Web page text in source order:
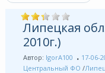
Липецкая
2010г.)
Автор: IgorA100 17-06-
Центральный ФО /